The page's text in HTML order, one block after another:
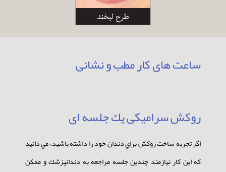
ساعت های كار مطب و نشانی
روكش سراميكی يك جلسه ای
اگر تجربه ساخت روكش براي دندان خود را داشته باشيد، مي دانيد
كه اين كار نيازمند چندين جلسه مراجعه به دندانپزشك و ممكن